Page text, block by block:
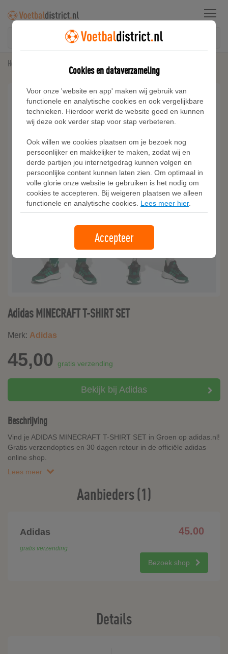
Menu
Home
Adidas MINECRAFT T-SHIRT SET
Merk: Adidas
45,00 gratis verzending
Bekijk bij Adidas
Beschrijving
Vind je ADIDAS MINECRAFT T-SHIRT SET in Groen op adidas.nl!
Gratis verzendopties en 30 dagen retour in de officiële adidas
online shop.
Lees meer
Aanbieders (1)
Adidas 45.00
gratis verzending
Bezoek shop
Details
Cookies en dataverzameling
Voor onze 'website en app' maken wij gebruik van
functionele en analytische cookies en ook vergelijkbare
technieken. Hierdoor werkt de website goed en kunnen
wij deze ook verder stap voor stap verbeteren.
Ook willen we cookies plaatsen om je bezoek nog
persoonlijker en makkelijker te maken, zodat wij en
derde partijen jou internetgedrag kunnen volgen en
persoonlijke content kunnen laten zien. Om optimaal in
volle glorie onze website te gebruiken is het nodig om
cookies te accepteren. Bij weigeren plaatsen we alleen
functionele en analytische cookies. Lees meer hier.
Accepteer